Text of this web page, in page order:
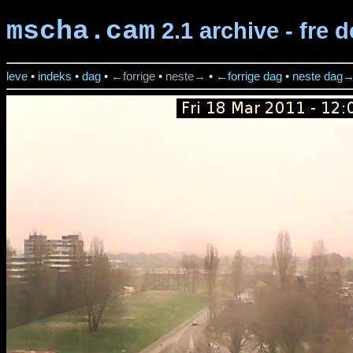
mscha.cam 2.1 archive - fre
leve • indeks • dag • ←forrige • neste→ • ←forrige dag • neste